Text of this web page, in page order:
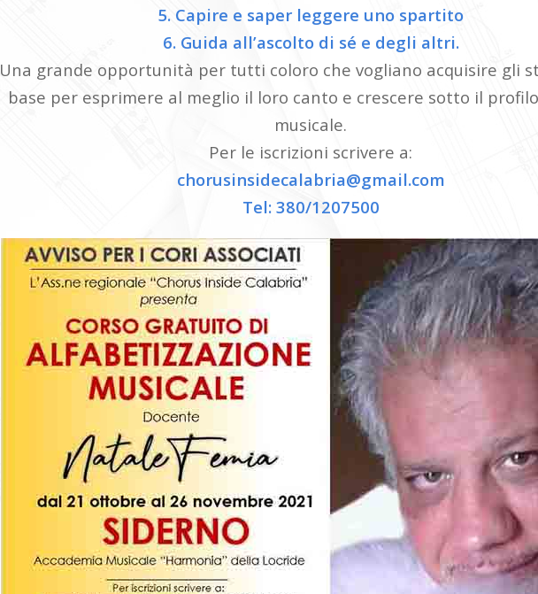
5. Capire e saper leggere uno spartito
6. Guida all’ascolto di sé e degli altri.
Una grande opportunità per tutti coloro che vogliano acquisire gli
base per esprimere al meglio il loro canto e crescere sotto il
musicale.
Per le iscrizioni scrivere a:
chorusinsidecalabria@gmail.com
Tel: 380/1207500